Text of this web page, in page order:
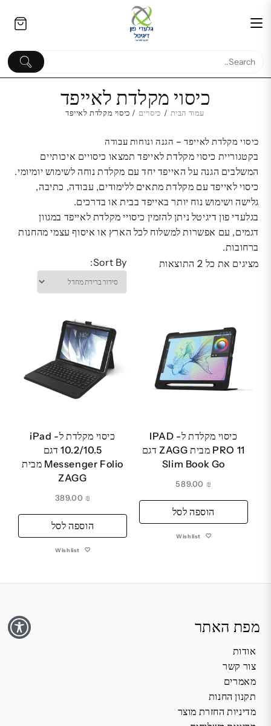
to
כיסוי מקלדת לאייפד
עמוד הבית / כיסויים / כיסוי מקלדת לאייפד
כיסוי מקלדת לאייפד – הגנה ונוחות עבודה
בקטגוריית כיסוי מקלדת לאייפד תמצאו כיסויים איכותיים
המשלבים הגנה על האייפד יחד עם מקלדת נוחה לשימוש יומיומי.
כיסוי לאייפד עם מקלדת מתאים ללימודים, עבודה, כתיבה,
גלישה ושימוש נוח יותר באייפד בבית או בדרכים.
בגלעדי פון דיגיטל ניתן להזמין כיסויי מקלדת לאייפד במגוון
דגמים, עם אפשרות למשלוח לכל הארץ או איסוף עצמי מהחנות
ברחובות.
מציגים את כל ⁦2⁩ התוצאות
Sort By:
כיסוי מקלדת ל- iPad
10.2/10.5 דגם
Messenger Folio מבית
ZAGG
₪
הוספה לסל
Wishlist
כיסוי מקלדת ל- IPAD
PRO 11 מבית ZAGG דגם
Slim Book Go
₪
הוספה לסל
Wishlist
מפת האתר
אודות
צור קשר
מאמרים
תקנון החנות
מדיניות החזרת מוצר
גלקסי A56 שחור | Samsung
Galaxy A56 | אחסון גדול 256GB
חדש